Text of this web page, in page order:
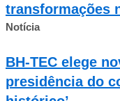
transformações
Notícia
BH-TEC elege
presidência do